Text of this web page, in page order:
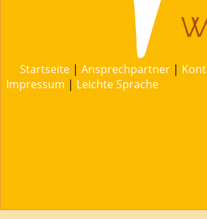
Startseite | Ansprechpartner |
Impressum | Leichte Sprache